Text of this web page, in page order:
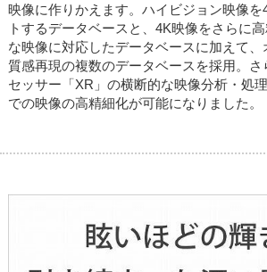
映像に作りかえます。ハイビジョン映像
トするデータベースと、4K映像をさらに
な映像に対応したデータベースに加えて、
質感再現の複数のデータベースを採用。さ
セッサー「XR」の横断的な映像分析・処
での映像の高精細化が可能になりました。